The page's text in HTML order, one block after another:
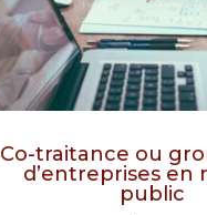
Co-traitance ou
d’entreprises en
public